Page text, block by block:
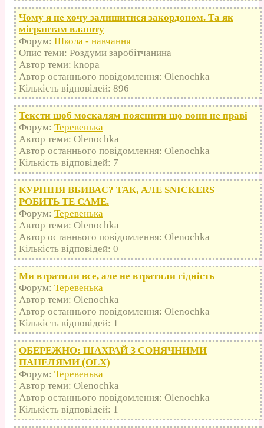
Чому я не хочу залишитися закордоном. Та як
мігрантам влашту
Форум: Школа - навчання
Опис теми: Роздуми заробітчанина
Автор теми: knopa
Автор останнього повідомлення: Olenochka
Кількість відповідей: 896
Тексти щоб москалям пояснити що вони не праві
Форум: Теревенька
Автор теми: Olenochka
Автор останнього повідомлення: Olenochka
Кількість відповідей: 7
КУРІННЯ ВБИВАЄ? ТАК, АЛЕ SNICKERS
РОБИТЬ ТЕ САМЕ.
Форум: Теревенька
Автор теми: Olenochka
Автор останнього повідомлення: Olenochka
Кількість відповідей: 0
Ми втратили все, але не втратили гідність
Форум: Теревенька
Автор теми: Olenochka
Автор останнього повідомлення: Olenochka
Кількість відповідей: 1
ОБЕРЕЖНО: ШАХРАЙ З СОНЯЧНИМИ
ПАНЕЛЯМИ (OLX)
Форум: Теревенька
Автор теми: Olenochka
Автор останнього повідомлення: Olenochka
Кількість відповідей: 1